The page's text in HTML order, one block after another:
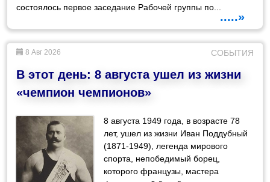
состоялось первое заседание Рабочей группы по...
.....»
8 Авг 2026 СОБЫТИЯ
В этот день: 8 августа ушел из жизни
«чемпион чемпионов»
8 августа 1949 года, в возрасте 78
лет, ушел из жизни Иван Поддубный
(1871-1949), легенда мирового
спорта, непобедимый борец,
которого французы, мастера